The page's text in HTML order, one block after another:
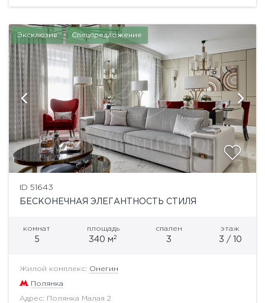
Эксклюзив Спецпредложение
ID 51643
БЕСКОНЕЧНАЯ ЭЛЕГАНТНОСТЬ СТИЛЯ
комнат
5
площадь
340 м2
спален
3
этаж
3 / 10
Жилой комплекс: Онегин
Полянка
Адрес: Полянка Малая 2